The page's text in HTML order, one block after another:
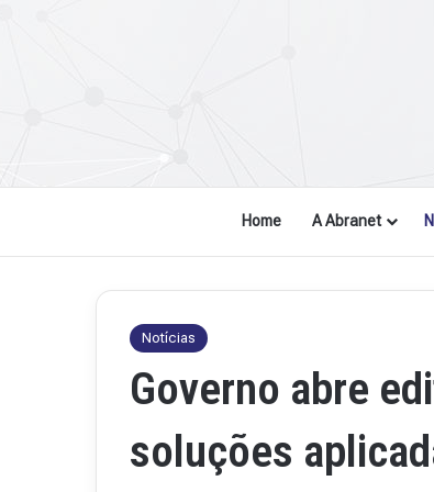
Home A Abranet
Notícias
Governo abre
soluções